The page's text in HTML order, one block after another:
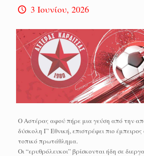
3 Ιουνίου, 2026
Ο Αστέρας αφού πήρε μια γεύση από την
δύσκολη Γ’ Εθνική, επιστρέφει πιο
τοπικό πρωτάθλημα.
Οι “ερυθρόλευκοι” βρίσκονται ήδη σε